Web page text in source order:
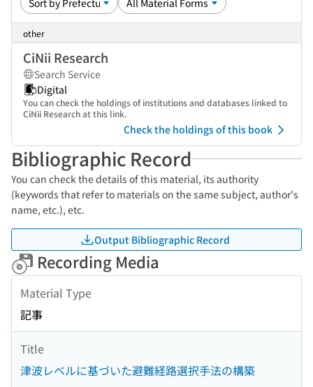
other
CiNii Research
Search Service
Digital
You can check the holdings of institutions and databases linked to
CiNii Research at this link.
Check the holdings of this book
Bibliographic Record
You can check the details of this material, its authority
(keywords that refer to materials on the same subject, author's
name, etc.), etc.
Output Bibliographic Record
Recording Media
Material Type
記事
Title
津波レベルに基づいた避難経路選択手法の構築